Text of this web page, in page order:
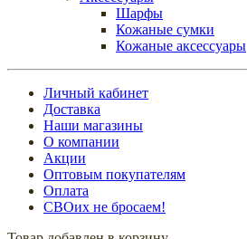
Шарфы
Кожаные сумки
Кожаные аксессуары
Личный кабинет
Доставка
Наши магазины
О компании
Акции
Оптовым покупателям
Оплата
СВОих не бросаем!